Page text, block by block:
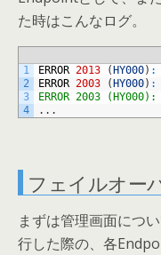
た時はこんなログ。
1
2
3
4
ERROR 2013 ( HY000) :
ERROR 2003 ( HY000) :
ERROR 2003
. . .
フェイルオー
まずは管理画面につ
行した際の、各